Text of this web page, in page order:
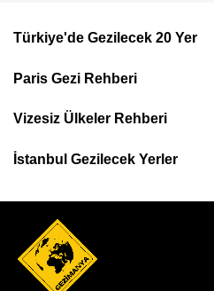
Footer
Top
Menu
Türkiye'de Gezilecek 20 Yer
Paris Gezi Rehberi
Vizesiz Ülkeler Rehberi
İstanbul Gezilecek Yerler